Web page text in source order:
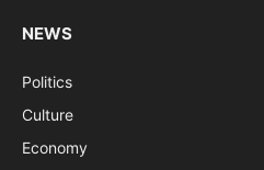
NEWS
Politics
Culture
Economy